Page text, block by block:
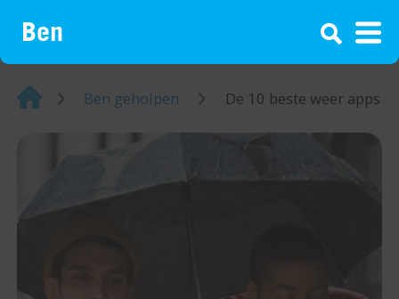
¡
Home Ben geholpen De 10 beste weer apps